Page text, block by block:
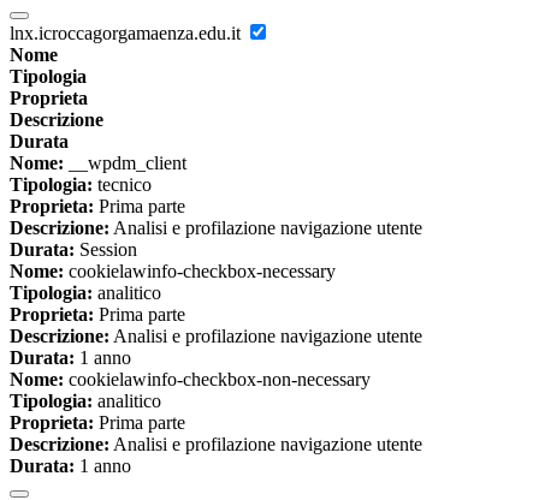
lnx.icroccagorgamaenza.edu.it
Nome
Tipologia
Proprieta
Descrizione
Durata
Nome: __wpdm_client
Tipologia: tecnico
Proprieta: Prima parte
Descrizione: Analisi e profilazione navigazione utente
Durata: Session
Nome: cookielawinfo-checkbox-necessary
Tipologia: analitico
Proprieta: Prima parte
Descrizione: Analisi e profilazione navigazione utente
Durata: 1 anno
Nome: cookielawinfo-checkbox-non-necessary
Tipologia: analitico
Proprieta: Prima parte
Descrizione: Analisi e profilazione navigazione utente
Durata: 1 anno